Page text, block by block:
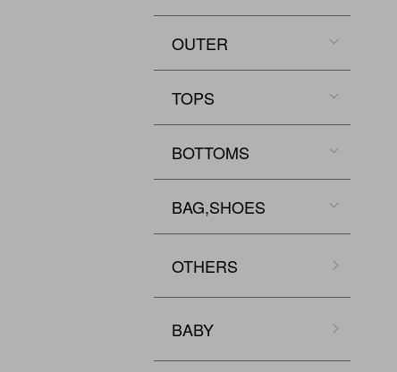
OUTER
TOPS
BOTTOMS
BAG,SHOES
OTHERS
BABY